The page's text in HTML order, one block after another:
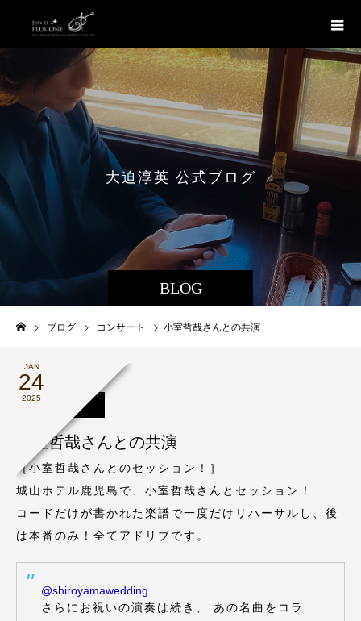
BLOG
大迫淳英 公式ブ ロ グ
ブログ コンサート 小室哲哉さんとの共演
JAN
24
2025コンサート
小室哲哉さんとの共演
［小室哲哉さんとのセッション！］
城山ホテル鹿児島で、小室哲哉さんとセッション！
コードだけが書かれた楽譜で一度だけリハーサルし、後
は本番のみ！全てアドリブです。
@shiroyamawedding
さらにお祝いの演奏は続き、 あの名曲をコラ